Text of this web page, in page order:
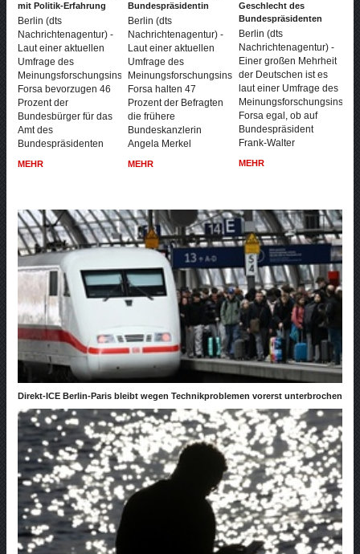
mit Politik-Erfahrung
Berlin (dts
Nachrichtenagentur) -
Laut einer aktuellen
Umfrage des
Meinungsforschungsinstituts
Forsa bevorzugen 46
Prozent der
Bundesbürger für das
Amt des
Bundespräsidenten
MEHR
Bundespräsidentin
Berlin (dts
Nachrichtenagentur) -
Laut einer aktuellen
Umfrage des
Meinungsforschungsinstituts
Forsa halten 47
Prozent der Befragten
die frühere
Bundeskanzlerin
Angela Merkel
MEHR
Geschlecht des
Bundespräsidenten
Berlin (dts
Nachrichtenagentur) -
Einer großen Mehrheit
der Deutschen ist es
laut einer Umfrage des
Forsa egal, ob auf
Bundespräsident
Frank-Walter
MEHR
Direkt-ICE Berlin-Paris bleibt wegen Technikproblemen vorerst unterbrochen